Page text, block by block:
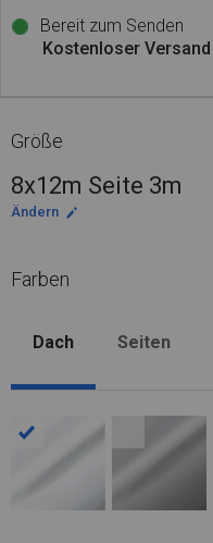
Bereit zum Senden
Kostenloser Versand
Größe
8x12m Seite 3m
Ändern
Farben
Dach Seiten